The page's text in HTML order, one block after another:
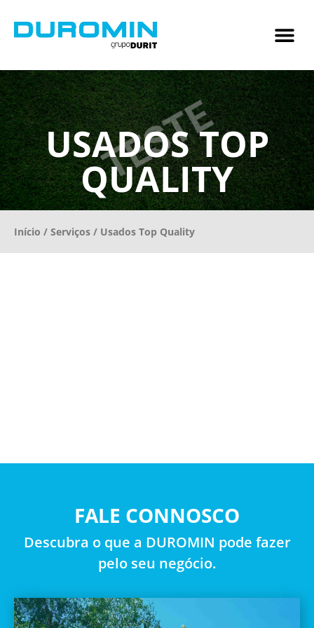
USADOS TOP
QUALITY
Início / Serviços / Usados Top Quality
FALE CONNOSCO
Descubra o que a DUROMIN pode fazer
pelo seu negócio.